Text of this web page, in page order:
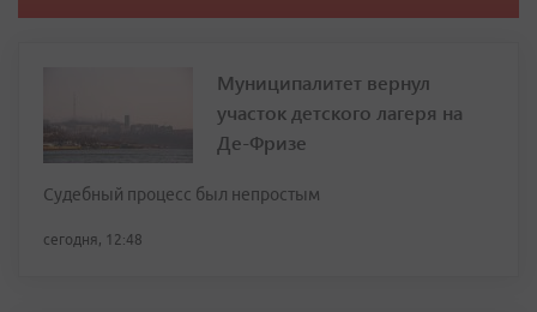
Муниципалитет вернул
участок детского лагеря на
Де-Фризе
Судебный процесс был непростым
сегодня, 12:48